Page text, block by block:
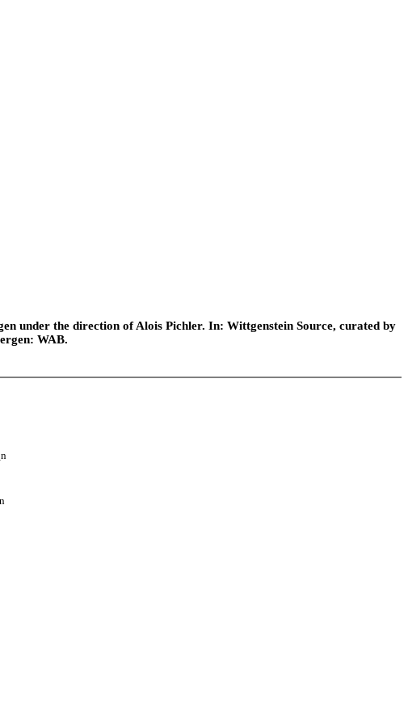
under the direction of Alois Pichler. In: Wittgenstein Source, curated by
WAB.